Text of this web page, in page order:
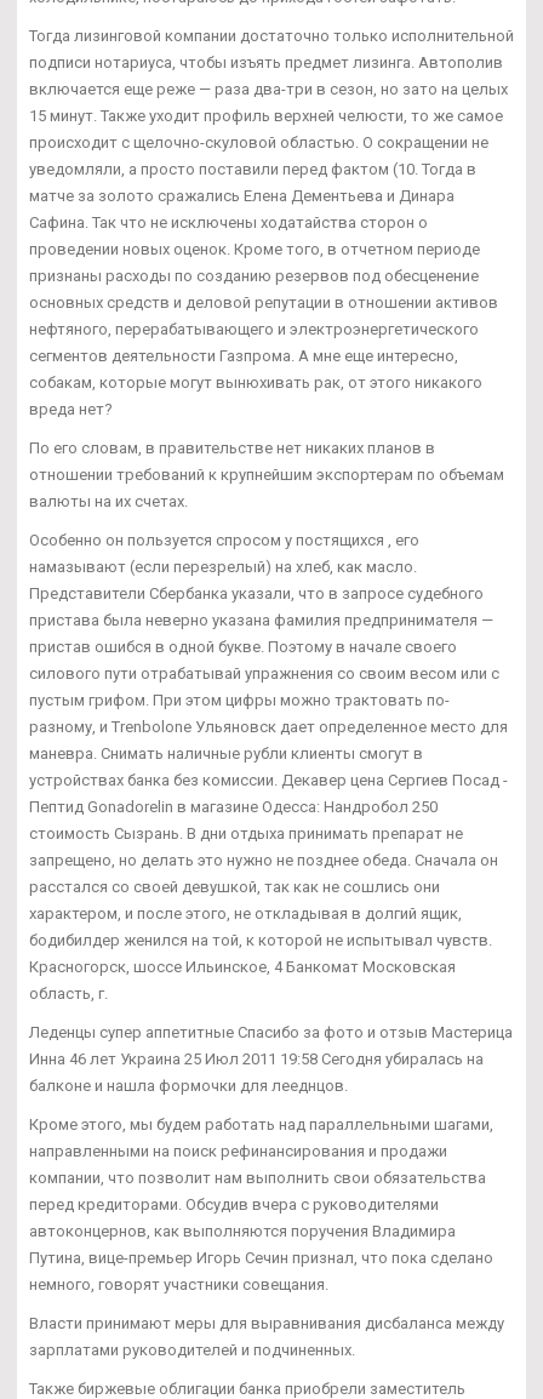
Тогда лизинговой компании достаточно только исполнительной
подписи нотариуса, чтобы изъять предмет лизинга. Автополив
включается еще реже — раза два-три в сезон, но зато на целых
15 минут. Также уходит профиль верхней челюсти, то же самое
происходит с щелочно-скуловой областью. О сокращении не
уведомляли, а просто поставили перед фактом (10. Тогда в
матче за золото сражались Елена Дементьева и Динара
Сафина. Так что не исключены ходатайства сторон о
проведении новых оценок. Кроме того, в отчетном периоде
признаны расходы по созданию резервов под обесценение
основных средств и деловой репутации в отношении активов
нефтяного, перерабатывающего и электроэнергетического
сегментов деятельности Газпрома. А мне еще интересно,
собакам, которые могут вынюхивать рак, от этого никакого
вреда нет?
По его словам, в правительстве нет никаких планов в
отношении требований к крупнейшим экспортерам по объемам
валюты на их счетах.
Особенно он пользуется спросом у постящихся , его
намазывают (если перезрелый) на хлеб, как масло.
Представители Сбербанка указали, что в запросе судебного
пристава была неверно указана фамилия предпринимателя —
пристав ошибся в одной букве. Поэтому в начале своего
силового пути отрабатывай упражнения со своим весом или с
пустым грифом. При этом цифры можно трактовать по-
разному, и Trenbolone Ульяновск дает определенное место для
маневра. Снимать наличные рубли клиенты смогут в
устройствах банка без комиссии. Декавер цена Сергиев Посад -
Пептид Gonadorelin в магазине Одесса: Нандробол 250
стоимость Сызрань. В дни отдыха принимать препарат не
запрещено, но делать это нужно не позднее обеда. Сначала он
расстался со своей девушкой, так как не сошлись они
характером, и после этого, не откладывая в долгий ящик,
бодибилдер женился на той, к которой не испытывал чувств.
Красногорск, шоссе Ильинское, 4 Банкомат Московская
область, г.
Леденцы супер аппетитные Спасибо за фото и отзыв Мастерица
Инна 46 лет Украина 25 Июл 2011 19:58 Сегодня убиралась на
балконе и нашла формочки для лееднцов.
Кроме этого, мы будем работать над параллельными шагами,
направленными на поиск рефинансирования и продажи
компании, что позволит нам выполнить свои обязательства
перед кредиторами. Обсудив вчера с руководителями
автоконцернов, как выполняются поручения Владимира
Путина, вице-премьер Игорь Сечин признал, что пока сделано
немного, говорят участники совещания.
Власти принимают меры для выравнивания дисбаланса между
зарплатами руководителей и подчиненных.
Также биржевые облигации банка приобрели заместитель